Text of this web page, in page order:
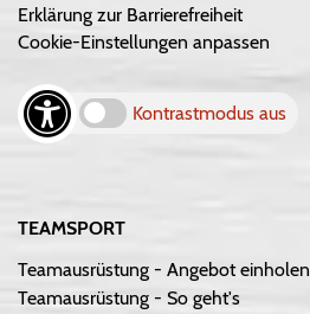
Erklärung zur Barrierefreiheit
Cookie-Einstellungen anpassen
Kontrastmodus aus
TEAMSPORT
Teamausrüstung - Angebot einholen
Teamausrüstung - So geht's